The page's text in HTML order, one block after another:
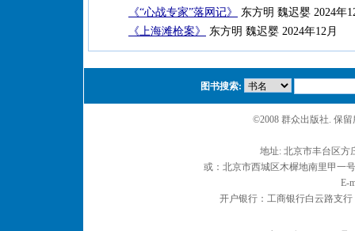
《“心战专家”落网记》
东方明 魏迟婴 2024年
《上海滩枪案》
东方明 魏迟婴 2024年12月
图书搜索:
©2008 群众出版社. 保
地址: 北京市丰台区
或：北京市西城区木樨地南里甲一
E-
开户银行：工商银行白云路支